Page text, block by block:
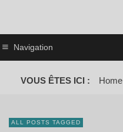
Navigation
VOUS ÊTES ICI : Home
ALL POSTS TAGGED